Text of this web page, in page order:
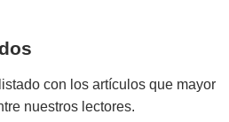
con los artículos que mayor
nuestros lectores.